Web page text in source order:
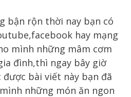
bận rộn thời nay bạn có
hay mạng
mình những mâm cơm
đình,thì ngay bây giờ
bài viết này bạn đã
những món ăn ngon